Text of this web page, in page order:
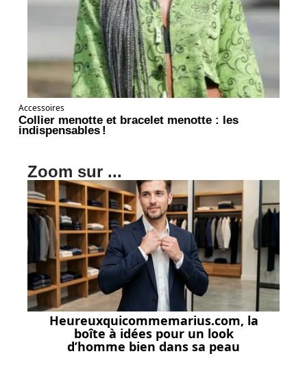
Accessoires
Collier menotte et bracelet menotte : les
indispensables !
Zoom sur ...
Heureuxquicommemarius.com, la
boîte à idées pour un look
d’homme bien dans sa peau